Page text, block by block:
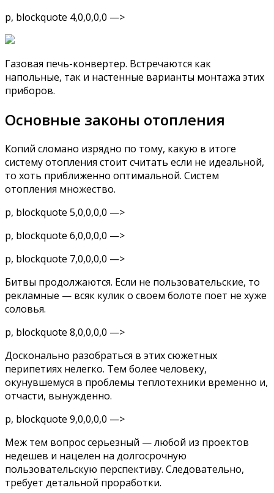
p, blockquote 4,0,0,0,0 —>
Газовая печь-конвертер. Встречаются как
напольные, так и настенные варианты монтажа этих
приборов.
Основные законы отопления
Копий сломано изрядно по тому, какую в итоге
систему отопления стоит считать если не идеальной,
то хоть приближенно оптимальной. Систем
отопления множество.
p, blockquote 5,0,0,0,0 —>
p, blockquote 6,0,0,0,0 —>
p, blockquote 7,0,0,0,0 —>
Битвы продолжаются. Если не пользовательские, то
рекламные — всяк кулик о своем болоте поет не хуже
соловья.
p, blockquote 8,0,0,0,0 —>
Досконально разобраться в этих сюжетных
перипетиях нелегко. Тем более человеку,
окунувшемуся в проблемы теплотехники временно и,
отчасти, вынужденно.
p, blockquote 9,0,0,0,0 —>
Меж тем вопрос серьезный — любой из проектов
недешев и нацелен на долгосрочную
пользовательскую перспективу. Следовательно,
требует детальной проработки.